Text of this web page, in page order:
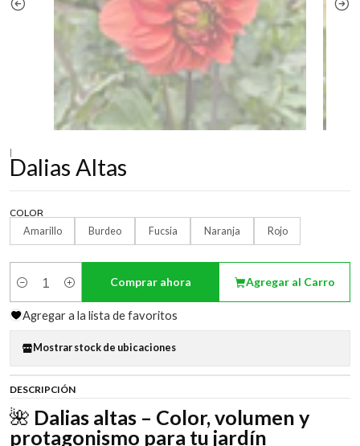
|
Dalias Altas
COLOR
Amarillo
Burdeo Fucsia Naranja Rojo
Cantidad
Agregar al Carro
Comprar ahora
Agregar a la lista de favoritos
Mostrar stock de ubicaciones
DESCRIPCIÓN
🌺 Dalias altas – Color, volumen y
protagonismo para tu jardín